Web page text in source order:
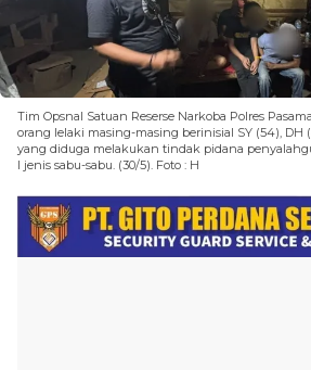
Tim Opsnal Satuan Reserse Narkoba Polres
orang lelaki masing-masing berinisial SY (54), DH
yang diduga melakukan tindak pidana
I jenis sabu-sabu. (30/5). Foto : H